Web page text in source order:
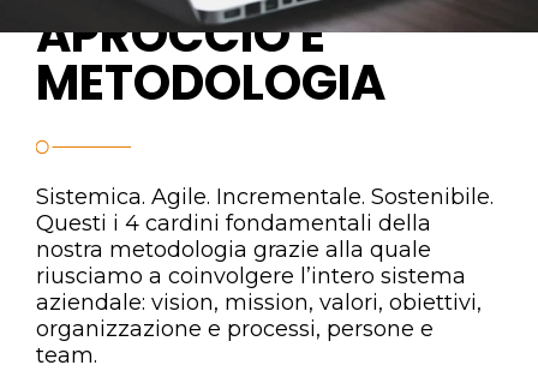
APROCCIO E
METODOLOGIA
Sistemica. Agile. Incrementale. Sostenibile.
Questi i 4 cardini fondamentali della
nostra metodologia grazie alla quale
riusciamo a coinvolgere l’intero sistema
aziendale: vision, mission, valori, obiettivi,
organizzazione e processi, persone e
team.